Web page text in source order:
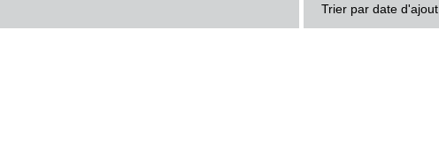
Trier par date d'ajout